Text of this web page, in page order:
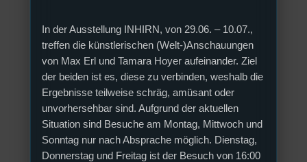
In der Ausstellung INHIRN, von 29.06. – 10.07.,
treffen die künstlerischen (Welt-)Anschauungen
von Max Erl und Tamara Hoyer aufeinander. Ziel
der beiden ist es, diese zu verbinden, weshalb die
Ergebnisse teilweise schräg, amüsant oder
unvorhersehbar sind. Aufgrund der aktuellen
Situation sind Besuche am Montag, Mittwoch und
Sonntag nur nach Absprache möglich. Dienstag,
Donnerstag und Freitag ist der Besuch von 16:00